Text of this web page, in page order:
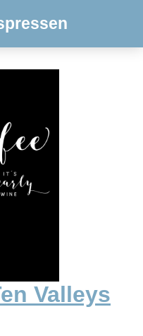
Valleys